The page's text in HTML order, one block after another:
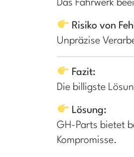
Das Fahrwerk
Risiko von
Unpräzise
Fazit:
Die billigste
Lösung:
GH-Parts bietet
Kompromisse.